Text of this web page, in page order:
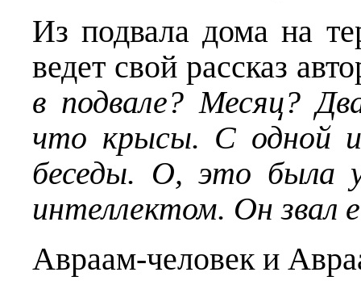
Из подвала дома на
ведет свой рассказ
в подвале? Месяц?
что крысы. С одной
беседы. О, это была
интеллектом. Он звал
Авраам-человек и